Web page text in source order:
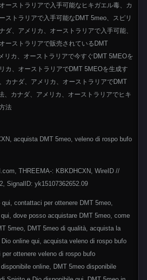
ーストラリアで入手可能なヒキガエル毒、カ
ストラリアで入手可能なDMT 5meo、スピリ
ダ、アメリカ、オーストラリアで入手可能、
ーストラリアで販売されているDMT
リカ、オーストラリアで今すぐDMT 5MEOを
カ、オーストラリアでDMT 5MEOを生成す
カナダ、アメリカ、オーストラリアでDMT
、カナダ、アメリカ、オーストラリアでヒキ
法
acquista DMT 5meo, veleno di rospo bufo
THREEMA-: KBKDHCXN, WireID //
SignalID: yk15107362652.09
contattaci per ottenere DMT 5meo,
dove posso acquistare DMT 5meo, come
5meo, DMT 5meo di qualità, acquista la
online qui, acquista veleno di rospo bufo
ottenere veleno di rospo bufo
online, DMT 5meo disponibile